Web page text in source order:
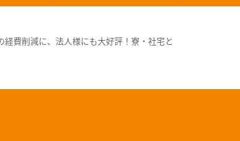
費削減に、法人様にも大好評！寮・社宅と